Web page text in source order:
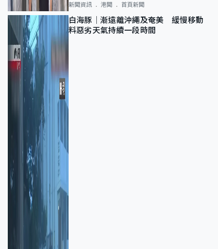
新聞資訊 港聞 首頁新聞
白海豚｜漸遠離沖繩及奄美 緩慢移動
料惡劣天氣持續一段時間